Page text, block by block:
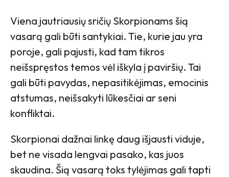
Viena jautriausių sričių Skorpionams šią
vasarą gali būti santykiai. Tie, kurie jau yra
poroje, gali pajusti, kad tam tikros
neišspręstos temos vėl iškyla į paviršių. Tai
gali būti pavydas, nepasitikėjimas, emocinis
atstumas, neišsakyti lūkesčiai ar seni
konfliktai.
Skorpionai dažnai linkę daug išjausti viduje,
bet ne visada lengvai pasako, kas juos
skaudina. Šią vasarą toks tylėjimas gali tapti